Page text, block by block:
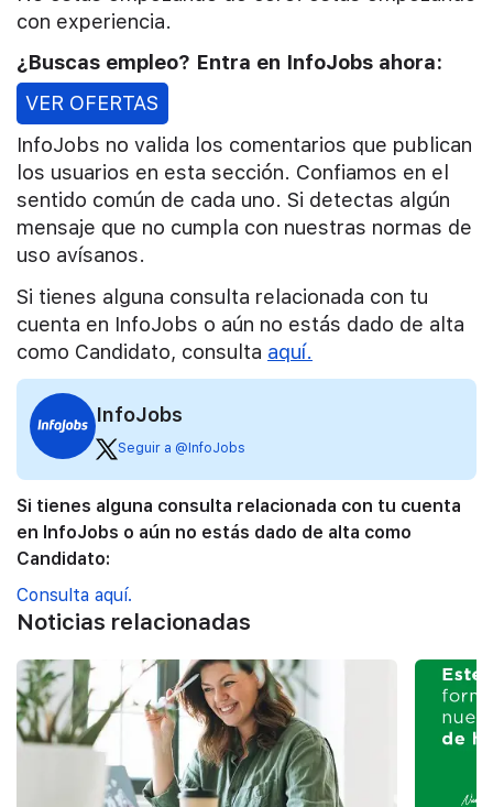
con experiencia.
¿Buscas empleo? Entra en InfoJobs ahora:
VER OFERTAS
InfoJobs no valida los comentarios que publican
los usuarios en esta sección. Confiamos en el
sentido común de cada uno. Si detectas algún
mensaje que no cumpla con nuestras normas de
uso avísanos.
Si tienes alguna consulta relacionada con tu
cuenta en InfoJobs o aún no estás dado de alta
como Candidato, consulta aquí.
InfoJobs
Seguir a @InfoJobs
Si tienes alguna consulta relacionada con tu cuenta
en InfoJobs o aún no estás dado de alta como
Candidato:
Consulta aquí.
Noticias relacionadas